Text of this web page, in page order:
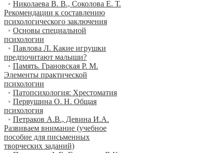
• Николаева В. В., Соколова Е. Т.
Рекомендации к составлению
психологического заключения
• Основы специальной
психологии
• Павлова Л. Какие игрушки
предпочитают малыши?
• Память. Грановская Р. М.
Элементы практической
психологии
• Патопсихология: Хрестоматия
• Первушина О. Н. Общая
психология
• Петраков А.В., Девина И.А.
Развиваем внимание (учебное
пособие для письменных
творческих заданий)